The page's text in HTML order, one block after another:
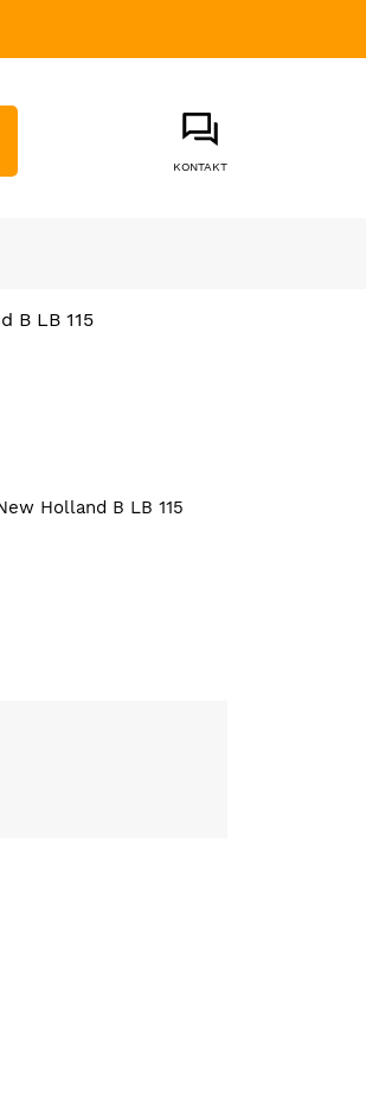
KONTAKT
B LB 115
Holland B LB 115